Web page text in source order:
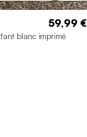
59,99 €
blanc imprimé